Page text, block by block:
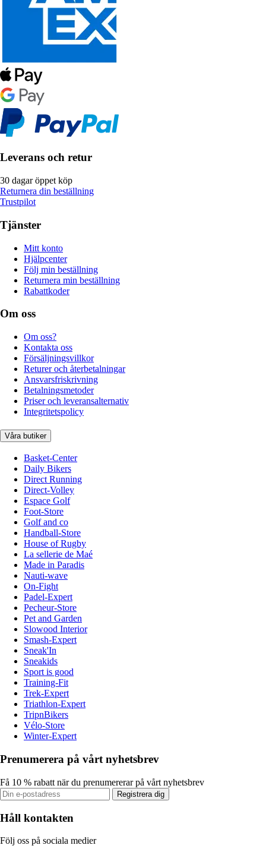
Leverans och retur
30 dagar öppet köp
Returnera din beställning
Trustpilot
Tjänster
Mitt konto
Hjälpcenter
Följ min beställning
Returnera min beställning
Rabattkoder
Om oss
Om oss?
Kontakta oss
Försäljningsvillkor
Returer och återbetalningar
Ansvarsfriskrivning
Betalningsmetoder
Priser och leveransalternativ
Integritetspolicy
Våra butiker
Basket-Center
Daily Bikers
Direct Running
Direct-Volley
Espace Golf
Foot-Store
Golf and co
Handball-Store
House of Rugby
La sellerie de Maé
Made in Paradis
Nauti-wave
On-Fight
Padel-Expert
Pecheur-Store
Pet and Garden
Slowood Interior
Smash-Expert
Sneak'In
Sneakids
Sport is good
Training-Fit
Trek-Expert
Triathlon-Expert
TripnBikers
Vélo-Store
Winter-Expert
Prenumerera på vårt nyhetsbrev
Få 10 % rabatt när du prenumererar på vårt nyhetsbrev
Registrera dig
Håll kontakten
Följ oss på sociala medier